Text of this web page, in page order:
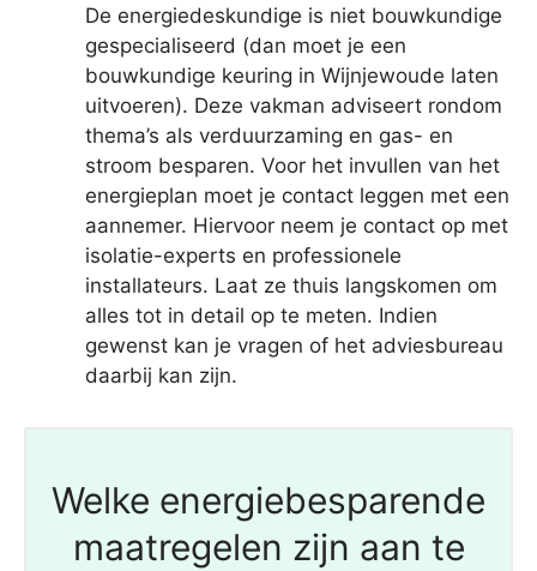
De energiedeskundige is niet bouwkundige
gespecialiseerd (dan moet je een
bouwkundige keuring in Wijnjewoude laten
uitvoeren). Deze vakman adviseert rondom
thema’s als verduurzaming en gas- en
stroom besparen. Voor het invullen van het
energieplan moet je contact leggen met een
aannemer. Hiervoor neem je contact op met
isolatie-experts en professionele
installateurs. Laat ze thuis langskomen om
alles tot in detail op te meten. Indien
gewenst kan je vragen of het adviesbureau
daarbij kan zijn.
Welke energiebesparende
maatregelen zijn aan te